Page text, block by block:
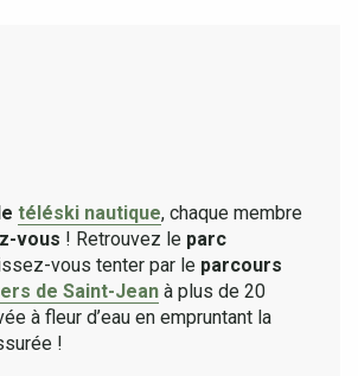
téléski nautique, chaque membre
vous ! Retrouvez le parc
vous tenter par le parcours
de Saint-Jean à plus de 20
à fleur d’eau en empruntant la
!